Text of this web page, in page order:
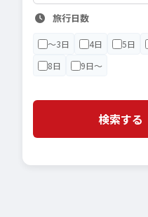
旅行日数
〜3日 4日 5日
8日
9日〜
検索する